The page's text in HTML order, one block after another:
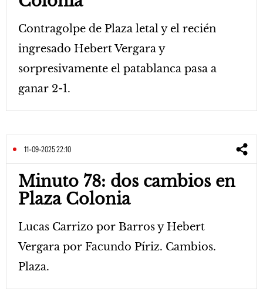
Contragolpe de Plaza letal y el recién
ingresado Hebert Vergara y
sorpresivamente el patablanca pasa a
ganar 2-1.
11-09-2025 22:10
Minuto 78: dos cambios en
Plaza Colonia
Lucas Carrizo por Barros y Hebert
Vergara por Facundo Píriz. Cambios.
Plaza.